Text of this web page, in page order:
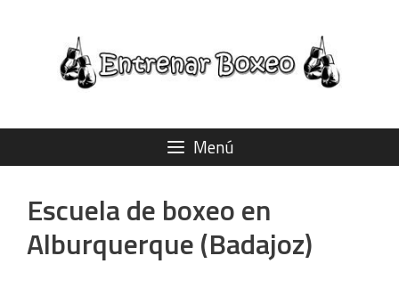
contenido
Menú
Escuela de boxeo en
Alburquerque (Badajoz)